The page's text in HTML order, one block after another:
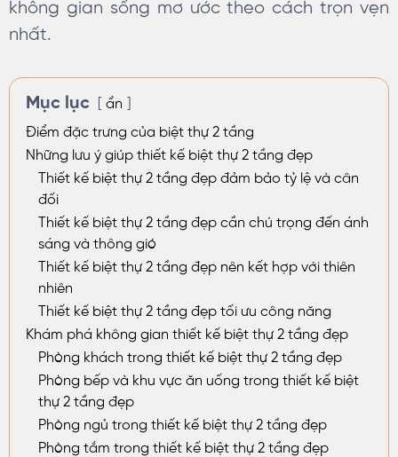
không gian sống mơ ước theo cách trọn vẹn
nhất.
Mục lục
ẩn
Điểm đặc trưng của biệt thự 2 tầng
Những lưu ý giúp thiết kế biệt thự 2 tầng đẹp
Thiết kế biệt thự 2 tầng đẹp đảm bảo tỷ lệ và cân
đối
Thiết kế biệt thự 2 tầng đẹp cần chú trọng đến ánh
sáng và thông gió
Thiết kế biệt thự 2 tầng đẹp nên kết hợp với thiên
nhiên
Thiết kế biệt thự 2 tầng đẹp tối ưu công năng
Khám phá không gian thiết kế biệt thự 2 tầng đẹp
Phòng khách trong thiết kế biệt thự 2 tầng đẹp
Phòng bếp và khu vực ăn uống trong thiết kế biệt
thự 2 tầng đẹp
Phòng ngủ trong thiết kế biệt thự 2 tầng đẹp
Phòng tắm trong thiết kế biệt thự 2 tầng đẹp